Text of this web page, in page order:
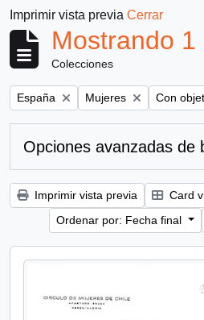
Imprimir vista previa Cerrar
Mostrando
Colecciones
Remove filter:
España Remove filter:
Mujeres Remove
Con
Opciones avanzadas de
Imprimir vista previa Card
Ordenar por: Fecha final